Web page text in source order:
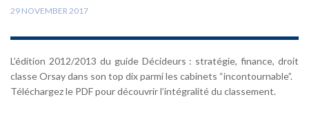
29 NOVEMBER 2017
L’édition 2012/2013 du guide Décideurs : stratégie, finance, droit
classe Orsay dans son top dix parmi les cabinets “incontournable”.
Téléchargez le PDF pour découvrir l’intégralité du classement.